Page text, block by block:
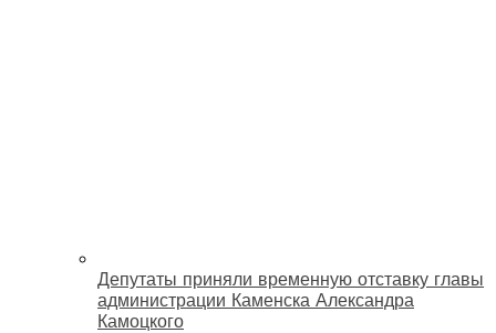
Депутаты приняли временную отставку главы
администрации Каменска Александра
Камоцкого